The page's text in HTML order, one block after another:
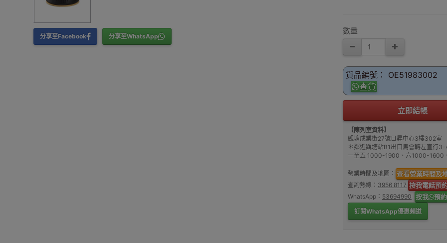
分享至Facebook 分享至WhatsApp
數量
貨品編號： OE51983002
查貨
立即結帳
【陳列室資料】
觀塘成業街27號日昇中心3樓302室
＊鄰近觀塘站B1出口馬會轉左直行
一至五 1000-1900、六1000-1600
營業時間及地圖： 查看營業時間及
查詢熱線： 3956 8117 按我電話預
WhatsApp： 53694990 按我 預
訂閱WhatsApp優惠頻道